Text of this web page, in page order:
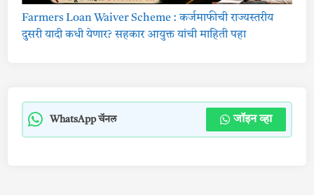
Farmers Loan Waiver Scheme : कर्जमाफीची राज्यस्तरीय
दुसरी यादी कधी येणार? सहकार आयुक्त यांची माहिती पहा
WhatsApp चॅनल जॉइन व्हा